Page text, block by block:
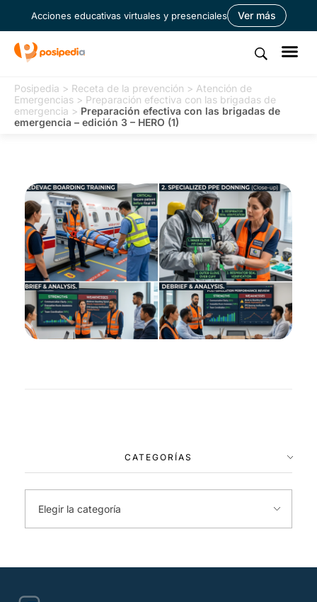
Acciones educativas virtuales y presenciales Ver más
Posipedia > Receta de la prevención > Atención de
Emergencias > Preparación efectiva con las brigadas de
emergencia > Preparación efectiva con las brigadas de
emergencia – edición 3 – HERO (1)
CATEGORÍAS